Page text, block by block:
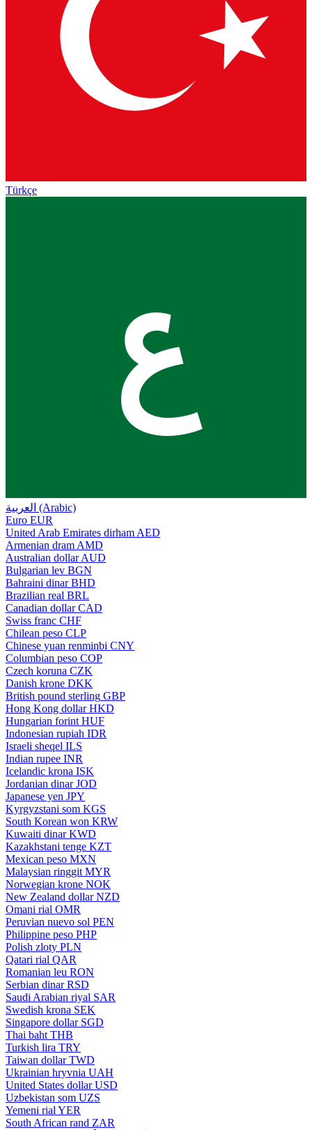
Türkçe
ع
العربية (Arabic)
Euro EUR
United Arab Emirates dirham AED
Armenian dram AMD
Australian dollar AUD
Bulgarian lev BGN
Bahraini dinar BHD
Brazilian real BRL
Canadian dollar CAD
Swiss franc CHF
Chilean peso CLP
Chinese yuan renminbi CNY
Columbian peso COP
Czech koruna CZK
Danish krone DKK
British pound sterling GBP
Hong Kong dollar HKD
Hungarian forint HUF
Indonesian rupiah IDR
Israeli sheqel ILS
Indian rupee INR
Icelandic krona ISK
Jordanian dinar JOD
Japanese yen JPY
Kyrgyzstani som KGS
South Korean won KRW
Kuwaiti dinar KWD
Kazakhstani tenge KZT
Mexican peso MXN
Malaysian ringgit MYR
Norwegian krone NOK
New Zealand dollar NZD
Omani rial OMR
Peruvian nuevo sol PEN
Philippine peso PHP
Polish zloty PLN
Qatari rial QAR
Romanian leu RON
Serbian dinar RSD
Saudi Arabian riyal SAR
Swedish krona SEK
Singapore dollar SGD
Thai baht THB
Turkish lira TRY
Taiwan dollar TWD
Ukrainian hryvnia UAH
United States dollar USD
Uzbekistan som UZS
Yemeni rial YER
South African rand ZAR